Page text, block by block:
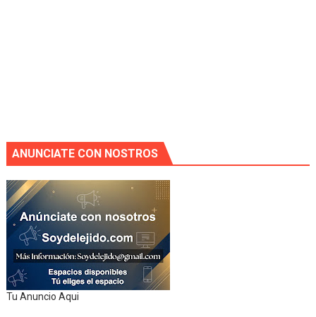
ANUNCIATE CON NOSTROS
Tu Anuncio Aqui